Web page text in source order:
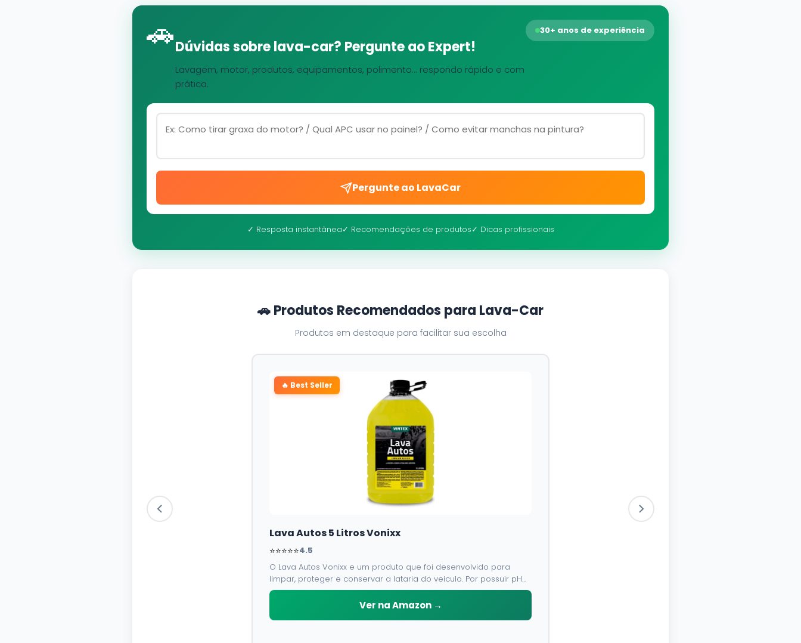
🚗Dúvidas sobre lava-car? Pergunte ao Expert!
Lavagem, motor, produtos, equipamentos, polimento... respondo rápido e com
prática.
30+ anos de experiência
Pergunte ao LavaCar
✓ Resposta instantânea✓ Recomendações de produtos✓ Dicas profissionais
🚗 Produtos Recomendados para Lava-Car
Produtos em destaque para facilitar sua escolha
🔥 Best Seller
Lava Autos 5 Litros Vonixx
⭐⭐⭐⭐⭐4.5
O Lava Autos Vonixx e um produto que foi desenvolvido para
limpar, proteger e conservar a lataria do veiculo. Por possuir pH
neutro, pode ser aplicado em qualquer superficie sem correr o
Ver na Amazon →